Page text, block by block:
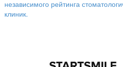
независимого рейтинга
клиник.